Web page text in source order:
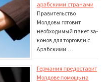
арабскими странами
Правительство
Молдовы готовит
необходимый пакет за­
конов для торговли с
Арабскими …
Германия предоставит
Молдове помощь на